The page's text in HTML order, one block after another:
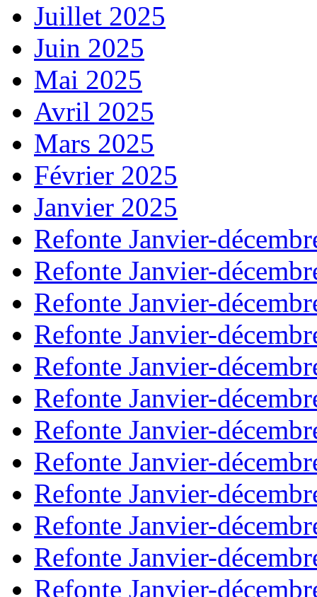
Juillet 2025
Juin 2025
Mai 2025
Avril 2025
Mars 2025
Février 2025
Janvier 2025
Refonte Janvier-
Refonte Janvier-
Refonte Janvier-
Refonte Janvier-
Refonte Janvier-
Refonte Janvier-
Refonte Janvier-
Refonte Janvier-
Refonte Janvier-
Refonte Janvier-
Refonte Janvier-
Refonte Janvier-